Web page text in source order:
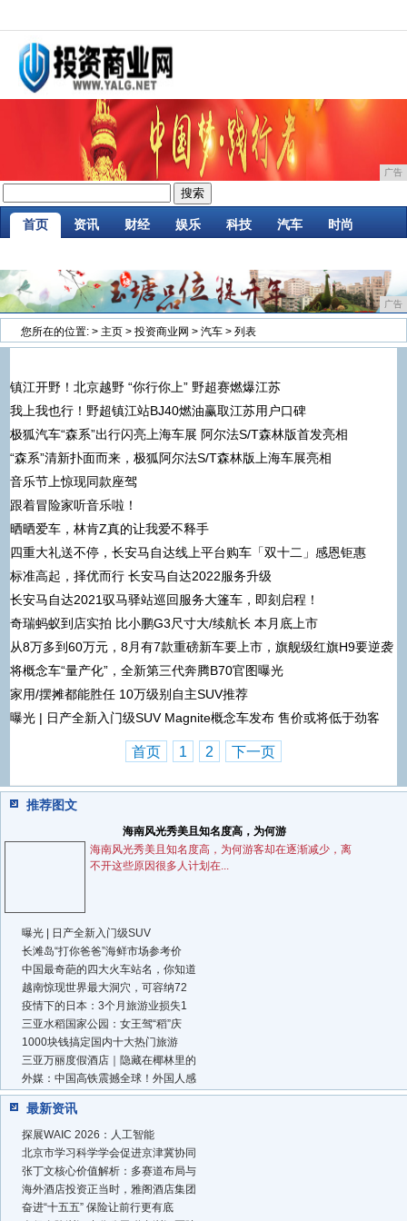
广告
首页 资讯 财经 娱乐 科技 汽车 时尚
广告
您所在的位置: > 主页 > 投资商业网 > 汽车 > 列表
镇江开野！北京越野 “你行你上” 野超赛燃爆江苏
我上我也行！野超镇江站BJ40燃油赢取江苏用户口碑
极狐汽车“森系”出行闪亮上海车展 阿尔法S/T森林版首发亮相
“森系”清新扑面而来，极狐阿尔法S/T森林版上海车展亮相
音乐节上惊现同款座驾
跟着冒险家听音乐啦！
晒晒爱车，林肯Z真的让我爱不释手
四重大礼送不停，长安马自达线上平台购车「双十二」感恩钜惠
标准高起，择优而行 长安马自达2022服务升级
长安马自达2021驭马驿站巡回服务大篷车，即刻启程！
奇瑞蚂蚁到店实拍 比小鹏G3尺寸大/续航长 本月底上市
从8万多到60万元，8月有7款重磅新车要上市，旗舰级红旗H9要逆袭
将概念车“量产化”，全新第三代奔腾B70官图曝光
家用/摆摊都能胜任 10万级别自主SUV推荐
曝光 | 日产全新入门级SUV Magnite概念车发布 售价或将低于劲客
首页 1 2 下一页
推荐图文
海南风光秀美且知名度高，为何游
海南风光秀美且知名度高，为何游客却在逐渐减少，离
不开这些原因很多人计划在...
曝光 | 日产全新入门级SUV
长滩岛“打你爸爸”海鲜市场参考价
中国最奇葩的四大火车站名，你知道
越南惊现世界最大洞穴，可容纳72
疫情下的日本：3个月旅游业损失1
三亚水稻国家公园：女王驾“稻”庆
1000块钱搞定国内十大热门旅游
三亚万丽度假酒店｜隐藏在椰林里的
外媒：中国高铁震撼全球！外国人感
最新资讯
探展WAIC 2026：人工智能
北京市学习科学学会促进京津冀协同
张丁文核心价值解析：多赛道布局与
海外酒店投资正当时，雅阁酒店集团
奋进“十五五” 保险让前行更有底